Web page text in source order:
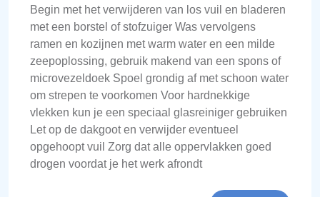
Begin met het verwijderen van los vuil en bladeren
met een borstel of stofzuiger Was vervolgens
ramen en kozijnen met warm water en een milde
zeepoplossing, gebruik makend van een spons of
microvezeldoek Spoel grondig af met schoon water
om strepen te voorkomen Voor hardnekkige
vlekken kun je een speciaal glasreiniger gebruiken
Let op de dakgoot en verwijder eventueel
opgehoopt vuil Zorg dat alle oppervlakken goed
drogen voordat je het werk afrondt